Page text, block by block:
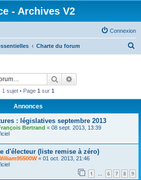
- Archives V2
Connexion
Charte du forum
Rechercher
1 sujet • Page 1 sur 1
Annonces
: législatives septembre 2013
Bertrand « 08 sept. 2013, 13:39
d'électeur (liste remise à zéro)
« 01 oct. 2013, 21:46
1 … 6 7 8 9